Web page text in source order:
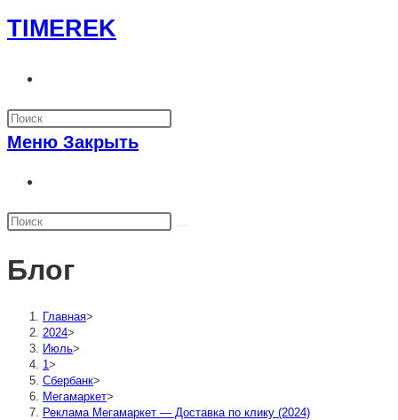
Перейти
к
TIMEREK
по
веб-
Меню Закрыть
по
сайту
Блог
Главная>
2024>
Июль>
1 >
Сбербанк>
Мегамаркет>
Реклама Мегамаркет — Доставка по клику (2024)